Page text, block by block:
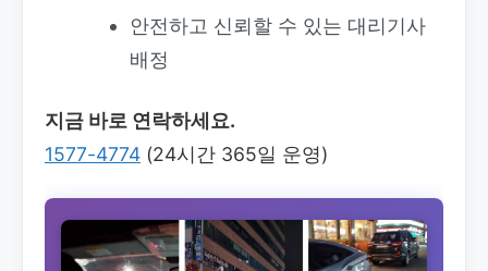
안전하고 신뢰할 수 있는 대리기사
배정
지금 바로 연락하세요.
1577-4774 (24시간 365일 운영)